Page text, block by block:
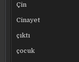
Çin
Cinayet
çıktı
çocuk